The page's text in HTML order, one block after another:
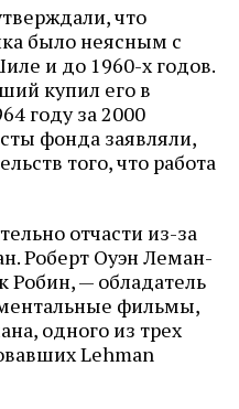
что
было неясным с
и до 1960-х годов.
купил его в
году за 2000
фонда заявляли,
того, что работа
отчасти из-за
Роберт Оуэн Леман-
Робин,— обладатель
фильмы,
одного из трех
Lehman